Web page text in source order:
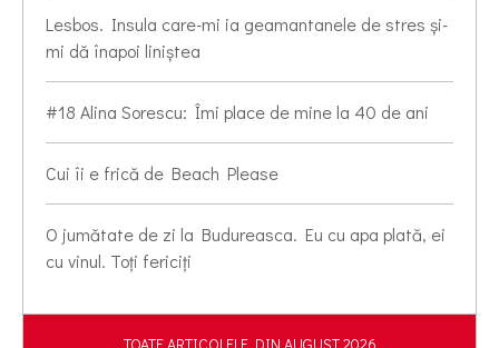
Lesbos. Insula care-mi ia geamantanele de stres și-
mi dă înapoi liniștea
#18 Alina Sorescu: Îmi place de mine la 40 de ani
Cui îi e frică de Beach Please
O jumătate de zi la Budureasca. Eu cu apa plată, ei
cu vinul. Toți fericiți